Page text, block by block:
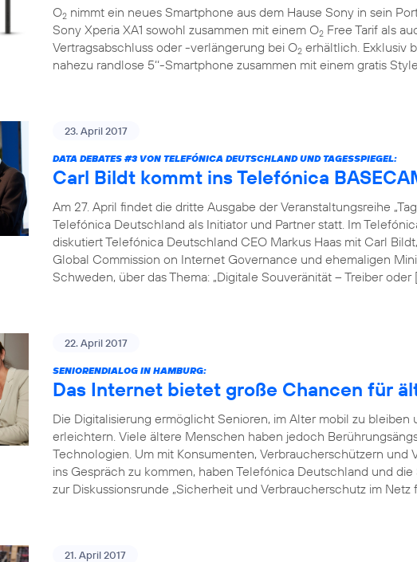
O2 nimmt ein neues Smartphone aus dem Hause Sony in sein
Sony Xperia XA1 sowohl zusammen mit einem O2 Free Tarif als
Vertragsabschluss oder -verlängerung bei O2 erhältlich. Exklusiv
nahezu randlose 5‘‘-Smartphone zusammen mit einem gratis
23. April 2017
DATA DEBATES #3VON TELEFÓNICA DEUTSCHLAND UND TAGESSPIEGEL:
Carl Bildt kommt ins Telefónica
Am 27. April findet die dritte Ausgabe der Veranstaltungsreihe
Telefónica Deutschland als Initiator und Partner statt. Im
diskutiert Telefónica Deutschland CEO Markus Haas mit Carl
Global Commission on Internet Governance und ehemaligen
Schweden, über das Thema: „Digitale Souveränität – Treiber oder
22. April 2017
SENIORENDIALOG IN HAMBURG:
Das Internet bietet große Chancen für
Die Digitalisierung ermöglicht Senioren, im Alter mobil zu bleiben
erleichtern. Viele ältere Menschen haben jedoch
Technologien. Um mit Konsumenten, Verbraucherschützern und
ins Gespräch zu kommen, haben Telefónica Deutschland und
zur Diskussionsrunde „Sicherheit und Verbraucherschutz im Netz
21. April 2017